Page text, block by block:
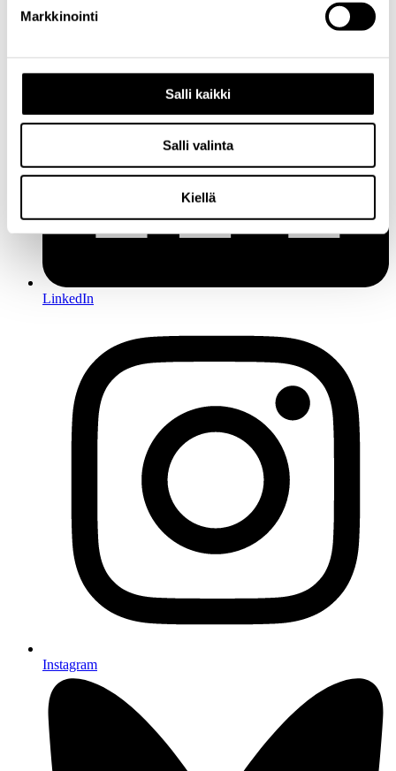
Markkinointi
Salli kaikki
Salli valinta
Kiellä
LinkedIn
Instagram